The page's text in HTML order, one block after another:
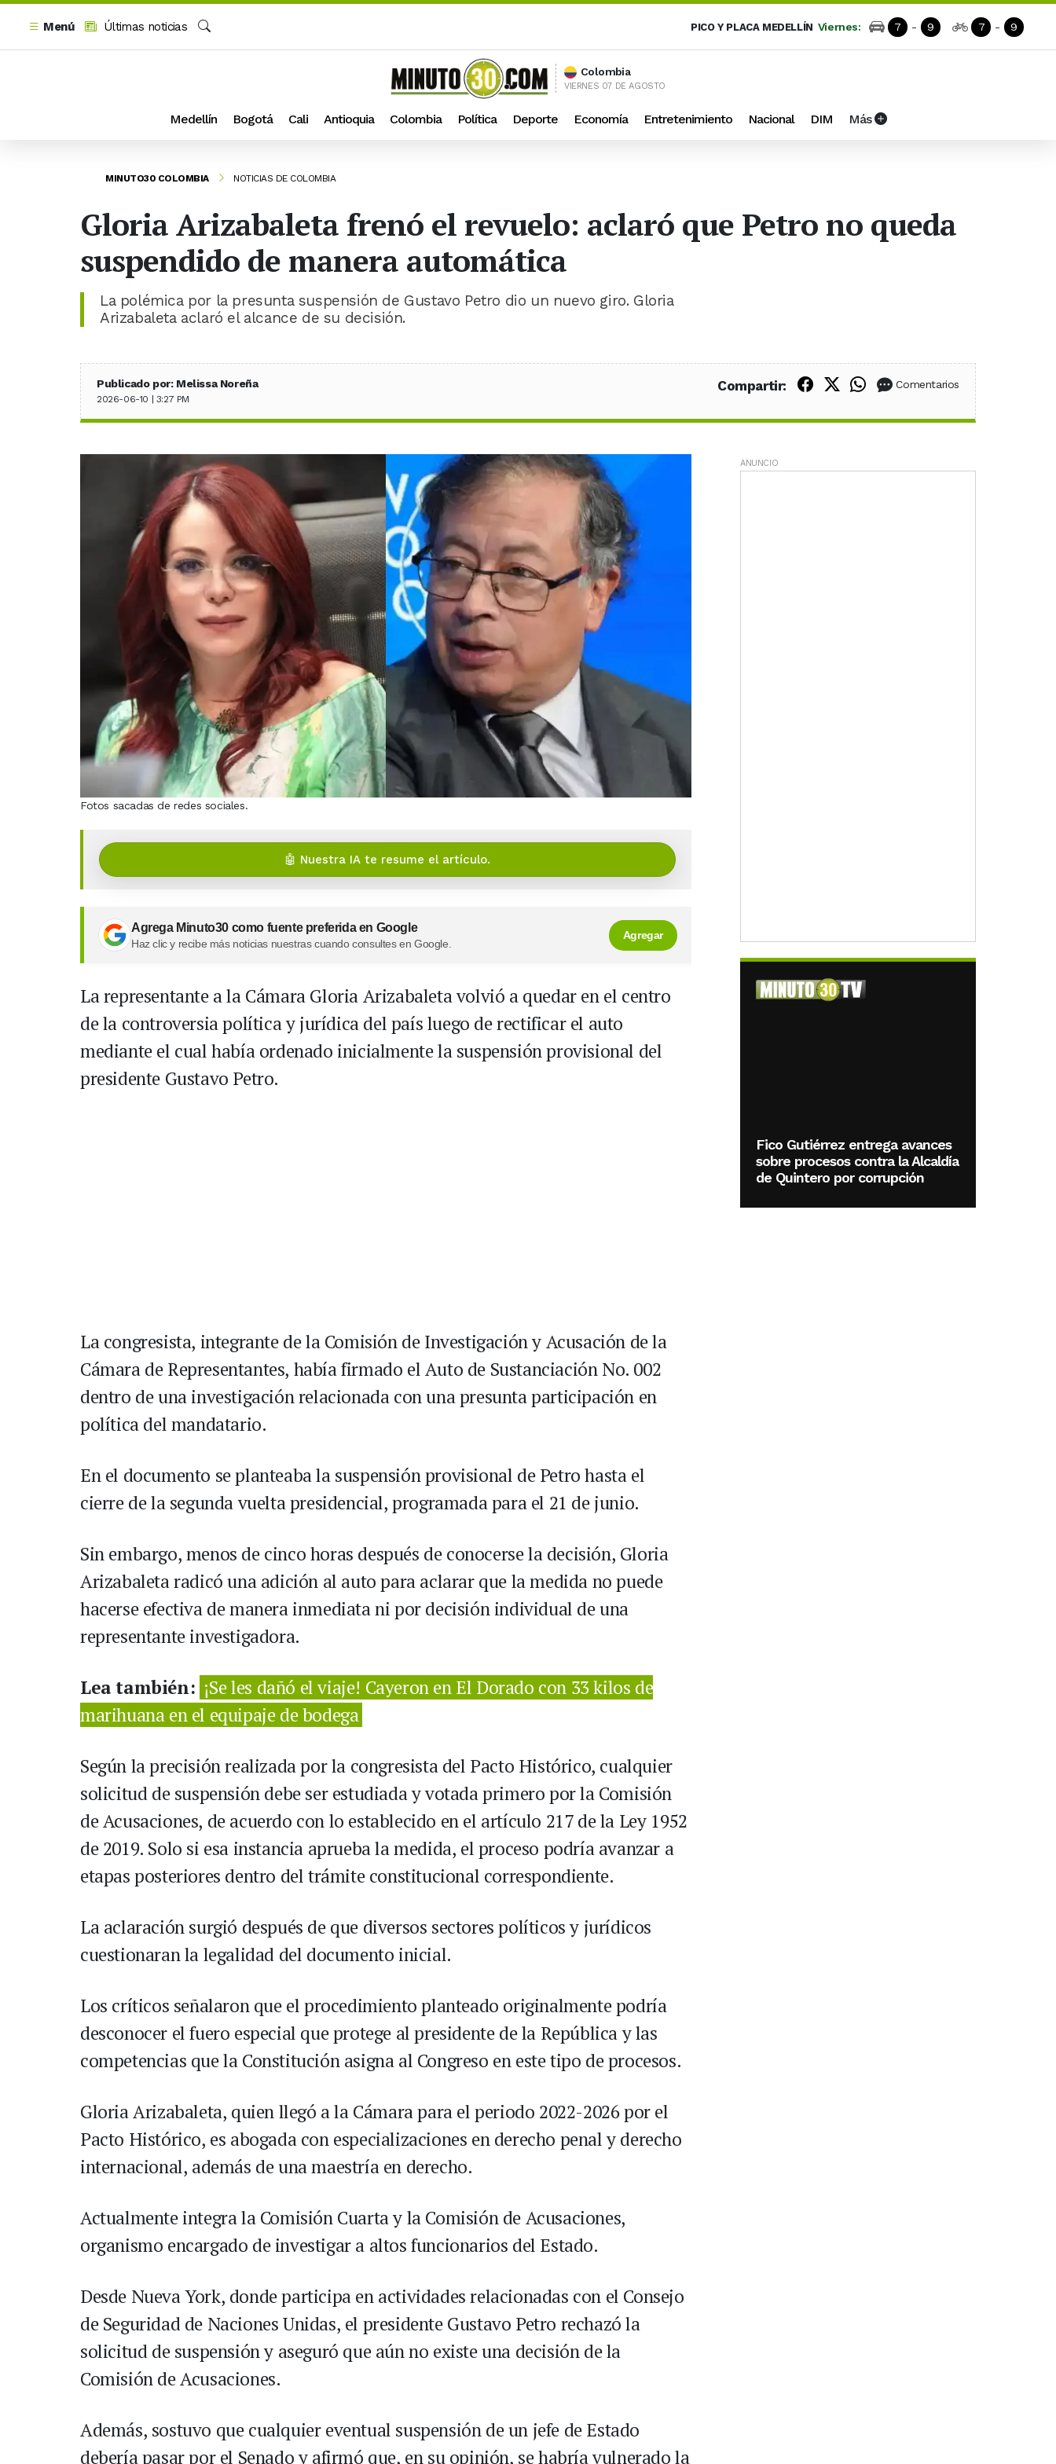
Menú
Últimas noticias
PICO Y PLACA MEDELLÍN Viernes: 7 - 9 7 - 9
Colombia
VIERNES 07 DE AGOSTO
Medellín Bogotá Cali Antioquia Colombia Política Deporte Economía Entretenimiento Nacional DIM Más
MINUTO30 COLOMBIA NOTICIAS DE COLOMBIA
Gloria Arizabaleta frenó el revuelo: aclaró que Petro no queda
suspendido de manera automática
La polémica por la presunta suspensión de Gustavo Petro dio un nuevo giro. Gloria
Arizabaleta aclaró el alcance de su decisión.
Publicado por: Melissa Noreña
2026-06-10 | 3:27 PM
Compartir: Compartir en Facebook
Compartir en X (Twitter)
Compartir en WhatsApp
Comentarios
Fotos sacadas de redes sociales.
🤖 Nuestra IA te resume el artículo.
Agrega Minuto30 como fuente preferida en Google
Haz clic y recibe más noticias nuestras cuando consultes en Google.
Agregar
La representante a la Cámara Gloria Arizabaleta volvió a quedar en el centro
de la controversia política y jurídica del país luego de rectificar el auto
mediante el cual había ordenado inicialmente la suspensión provisional del
presidente Gustavo Petro.
La congresista, integrante de la Comisión de Investigación y Acusación de la
Cámara de Representantes, había firmado el Auto de Sustanciación No. 002
dentro de una investigación relacionada con una presunta participación en
política del mandatario.
En el documento se planteaba la suspensión provisional de Petro hasta el
cierre de la segunda vuelta presidencial, programada para el 21 de junio.
Sin embargo, menos de cinco horas después de conocerse la decisión, Gloria
Arizabaleta radicó una adición al auto para aclarar que la medida no puede
hacerse efectiva de manera inmediata ni por decisión individual de una
representante investigadora.
Lea también: ¡Se les dañó el viaje! Cayeron en El Dorado con 33 kilos de
marihuana en el equipaje de bodega
Según la precisión realizada por la congresista del Pacto Histórico, cualquier
solicitud de suspensión debe ser estudiada y votada primero por la Comisión
de Acusaciones, de acuerdo con lo establecido en el artículo 217 de la Ley 1952
de 2019. Solo si esa instancia aprueba la medida, el proceso podría avanzar a
etapas posteriores dentro del trámite constitucional correspondiente.
La aclaración surgió después de que diversos sectores políticos y jurídicos
cuestionaran la legalidad del documento inicial.
Los críticos señalaron que el procedimiento planteado originalmente podría
desconocer el fuero especial que protege al presidente de la República y las
competencias que la Constitución asigna al Congreso en este tipo de procesos.
Gloria Arizabaleta, quien llegó a la Cámara para el periodo 2022-2026 por el
Pacto Histórico, es abogada con especializaciones en derecho penal y derecho
internacional, además de una maestría en derecho.
Actualmente integra la Comisión Cuarta y la Comisión de Acusaciones,
organismo encargado de investigar a altos funcionarios del Estado.
Desde Nueva York, donde participa en actividades relacionadas con el Consejo
de Seguridad de Naciones Unidas, el presidente Gustavo Petro rechazó la
solicitud de suspensión y aseguró que aún no existe una decisión de la
Comisión de Acusaciones.
Además, sostuvo que cualquier eventual suspensión de un jefe de Estado
debería pasar por el Senado y afirmó que, en su opinión, se habría vulnerado la
ANUNCIO
Fico Gutiérrez entrega avances
sobre procesos contra la Alcaldía
de Quintero por corrupción